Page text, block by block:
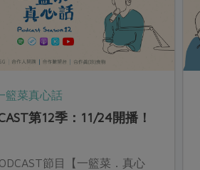
籃菜真心話
第12季：11/24開播！
節目【一籃菜．真心